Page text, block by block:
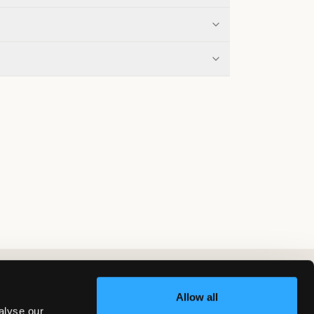
our
Allow all